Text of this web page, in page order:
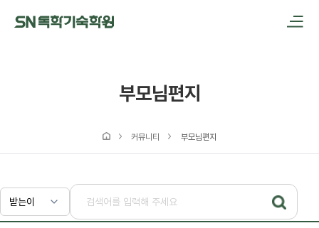
부모님편지
커뮤니티 부모님편지